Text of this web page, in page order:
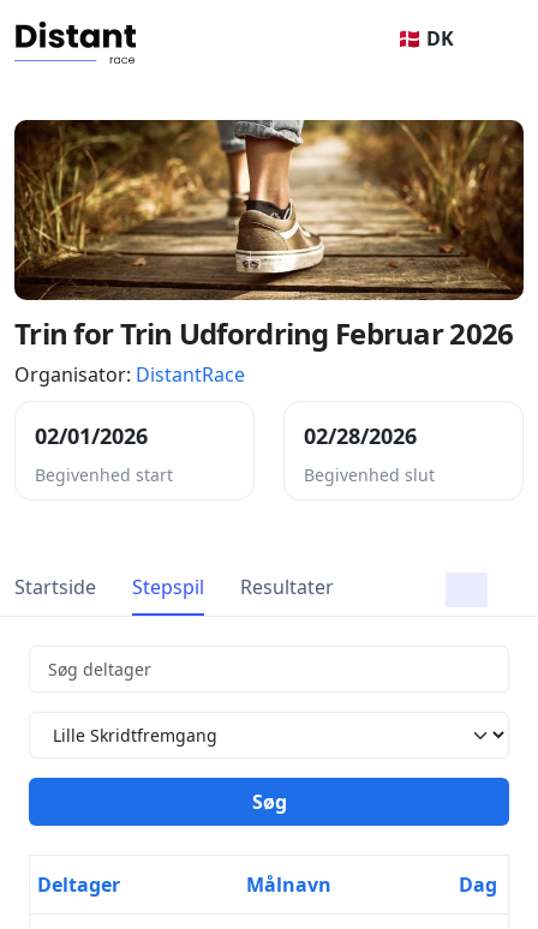
🇩🇰 DK
Trin for Trin Udfordring Februar 2026
Organisator: DistantRace
02/01/2026
Begivenhed start
02/28/2026
Begivenhed slut
Startside Stepspil Resultater
Deltager Målnavn Dag